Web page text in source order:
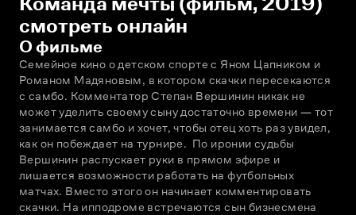
смотреть онлайн
О фильме
Семейное кино о детском спорте с Яном Цапником и
Романом Мадяновым, в котором скачки пересекаются
с самбо. Комментатор Степан Вершинин никак не
может уделить своему сыну достаточно времени — тот
занимается самбо и хочет, чтобы отец хоть раз увидел,
как он побеждает на турнире.  По иронии судьбы
Вершинин распускает руки в прямом эфире и
лишается возможности работать на футбольных
матчах. Вместо этого он начинает комментировать
скачки. На ипподроме встречаются сын бизнесмена